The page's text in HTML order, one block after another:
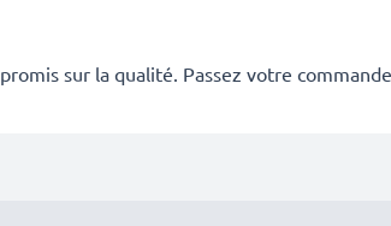
sur la qualité. Passez votre